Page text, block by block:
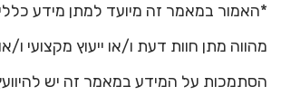
*האמור במאמר זה מיועד למתן מידע כללי
מהווה מתן חוות דעת ו/או ייעוץ מקצועי ו/
הסתמכות על המידע במאמר זה יש